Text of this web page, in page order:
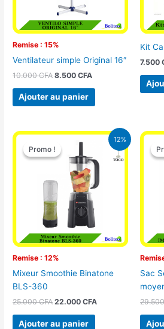
Remise : 15%
Ventilateur simple Original 16″
10.000CFA 8.500CFA
Ajouter au panier
Kit
7.500
12%
Promo !
Remise : 12%
Promo !
Mixeur Smoothie Binatone
BLS-360
25.000CFA
Le
prix
initial
était :
25.000 CFA.
22.000CFA
Le
prix
actuel
est :
Ajouter au panier
Sac